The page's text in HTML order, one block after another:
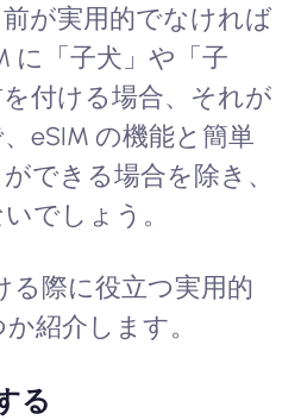
が実用的でなければ
に「子犬」や「子
付ける場合、それが
eSIM の機能と簡単
できる場合を除き、
でしょう。
る際に役立つ実用的
紹介します。
る